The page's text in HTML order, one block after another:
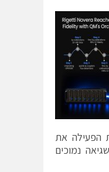
הפעילה את
נמוכים